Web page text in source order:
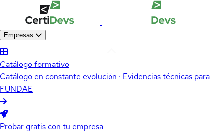
Empresas
Catálogo formativo
Catálogo en constante evolución · Evidencias técnicas para
FUNDAE
Probar gratis con tu empresa